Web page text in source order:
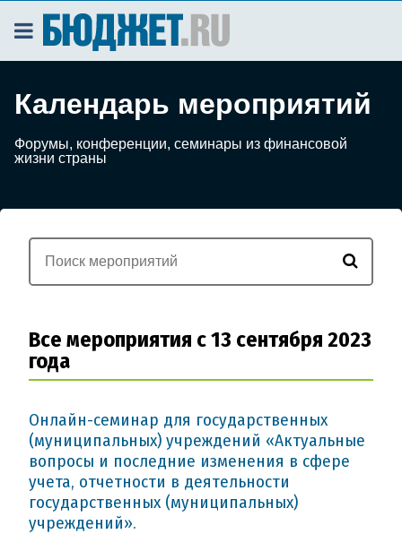
Календарь мероприятий
Форумы, конференции, семинары из финансовой
жизни страны
Все мероприятия с 13 сентября 2023
года
Онлайн-семинар для государственных
(муниципальных) учреждений «Актуальные
вопросы и последние изменения в сфере
учета, отчетности в деятельности
государственных (муниципальных)
учреждений».